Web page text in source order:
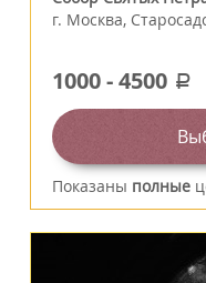
г. Москва,
1000-4500 a
Показаны полные